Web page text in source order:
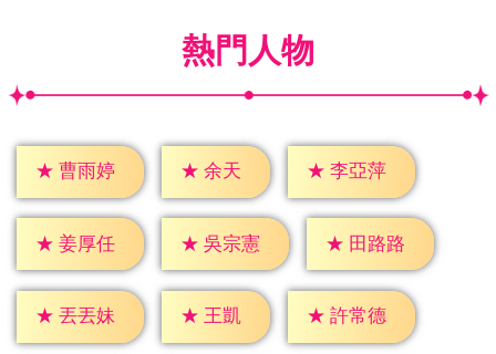
熱門人物
★ 曹雨婷 ★ 余天 ★ 李亞萍
★ 姜厚任 ★ 吳宗憲 ★ 田路路
★ 丟丟妹 ★ 王凱 ★ 許常德